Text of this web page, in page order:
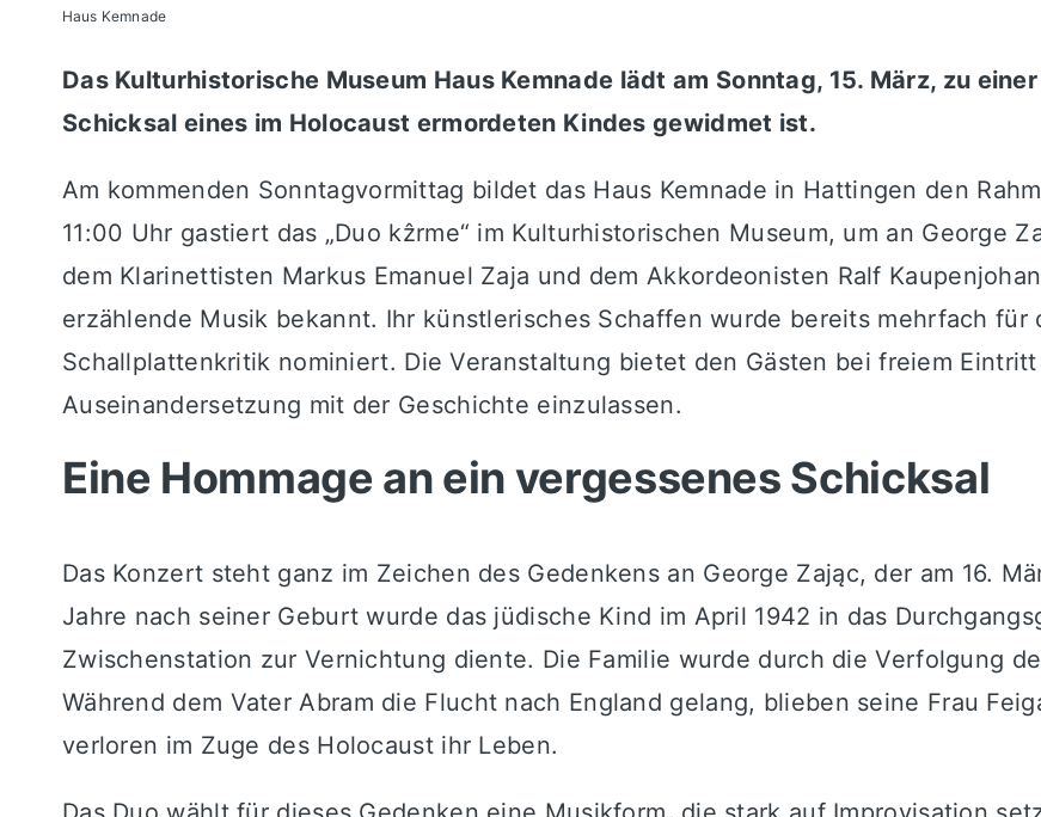
Haus Kemnade
Das Kulturhistorische Museum Haus Kemnade lädt am Sonntag, 15. März, zu
Schicksal eines im Holocaust ermordeten Kindes gewidmet ist.
Am kommenden Sonntagvormittag bildet das Haus Kemnade in Hattingen den
11:00 Uhr gastiert das „Duo kẑrme“ im Kulturhistorischen Museum, um an George
dem Klarinettisten Markus Emanuel Zaja und dem Akkordeonisten Ralf
erzählende Musik bekannt. Ihr künstlerisches Schaffen wurde bereits mehrfach für
Schallplattenkritik nominiert. Die Veranstaltung bietet den Gästen bei freiem
Auseinandersetzung mit der Geschichte einzulassen.
Eine Hommage an ein vergessenes Schicksal
Das Konzert steht ganz im Zeichen des Gedenkens an George Zając, der am 16.
Jahre nach seiner Geburt wurde das jüdische Kind im April 1942 in das
Zwischenstation zur Vernichtung diente. Die Familie wurde durch die Verfolgung
Während dem Vater Abram die Flucht nach England gelang, blieben seine Frau
verloren im Zuge des Holocaust ihr Leben.